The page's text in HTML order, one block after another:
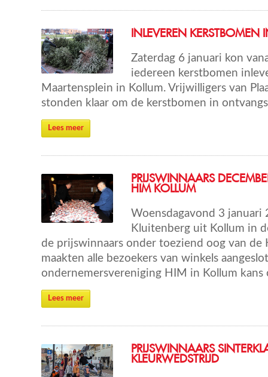
INLEVEREN KERSTBOMEN
Zaterdag 6 januari kon
iedereen kerstbomen
Maartensplein in Kollum. Vrijwilligers van
stonden klaar om de kerstbomen in
Lees meer
PRIJSWINNAARS
HIM KOLLUM
Woensdagavond 3 januari
Kluitenberg uit Kollum in
de prijswinnaars onder toeziend oog van de
maakten alle bezoekers van winkels
ondernemersvereniging HIM in Kollum kans
Lees meer
PRIJSWINNAARS
KLEURWEDSTRIJD